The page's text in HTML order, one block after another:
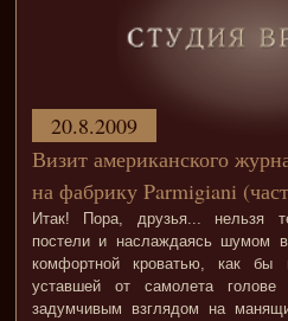
Визит американского
на фабрику Parmigiani
Итак! Пора, друзья... нельзя
постели и наслаждаясь шумом
комфортной кроватью, как бы
уставшей от самолета
задумчивым взглядом на
20.8.2009